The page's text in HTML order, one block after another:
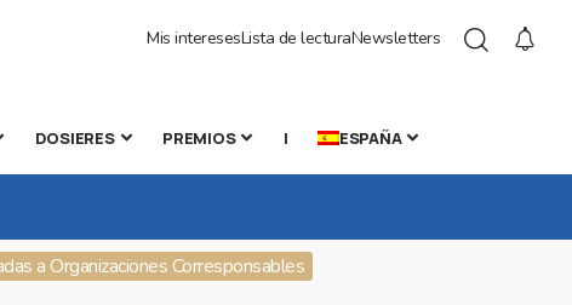
Mis interesesLista de lecturaNewsletters
DOSIERES PREMIOS | ESPAÑA
a Organizaciones Corresponsables